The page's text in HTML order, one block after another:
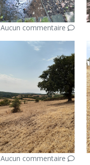
Aucun commentaire
Aucun commentaire